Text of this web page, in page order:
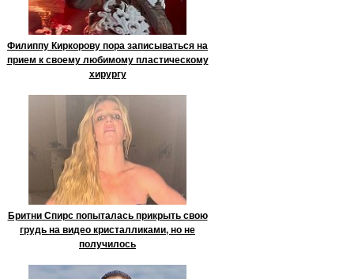
Филиппу Киркорову пора записываться на
прием к своему любимому пластическому
хирургу
Бритни Спирс попыталась прикрыть свою
грудь на видео кристалликами, но не
получилось